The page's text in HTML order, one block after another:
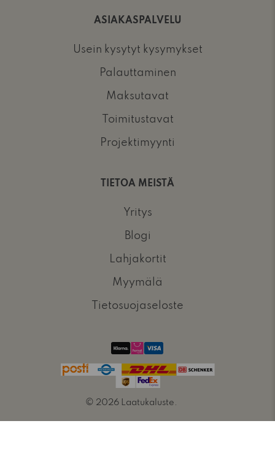
ASIAKASPALVELU
Usein kysytyt kysymykset
Palauttaminen
Maksutavat
Toimitustavat
Projektimyynti
TIETOA MEISTÄ
Yritys
Blogi
Lahjakortit
Myymälä
Tietosuojaseloste
© 2026 Laatukaluste